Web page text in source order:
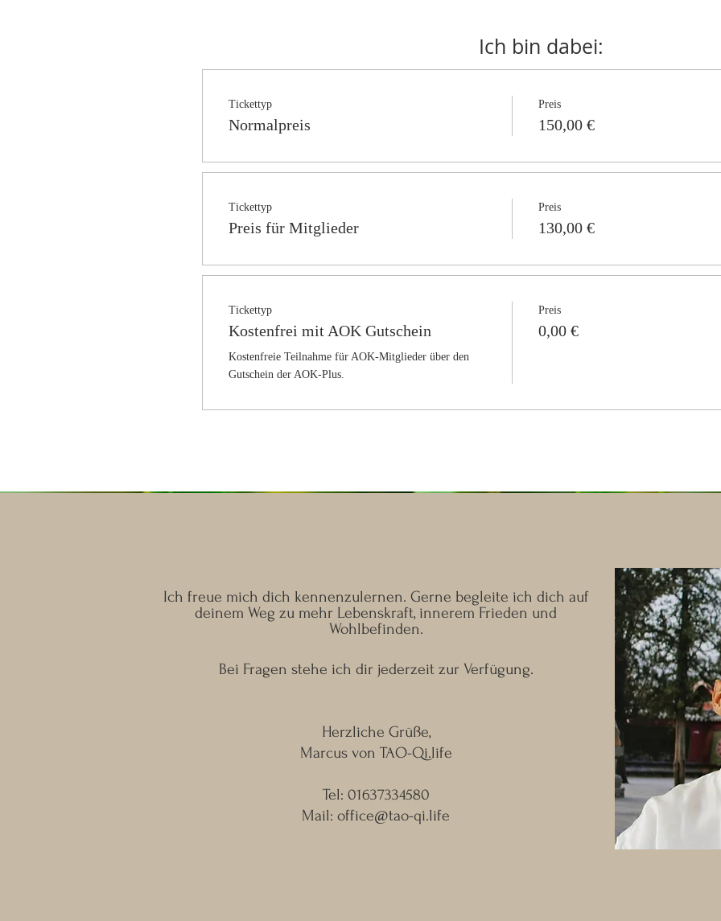
Ich bin dabei:
Tickettyp
Normalpreis
Preis
150,00 €
Tickettyp
Preis für Mitglieder
Preis
130,00 €
Tickettyp
Kostenfrei mit AOK Gutschein
Kostenfreie Teilnahme für AOK-Mitglieder über den
Gutschein der AOK-Plus.
Preis
0,00 €
Ich freue mich dich kennenzulernen. Gerne begleite ich dich auf
deinem Weg zu mehr Lebenskraft, innerem Frieden und
Wohlbefinden.
Bei Fragen stehe ich dir jederzeit zur Verfügung.
Herzliche Grüße,
Marcus von TAO-Qi.life
Tel: 01637334580
Mail: office@tao-qi.life